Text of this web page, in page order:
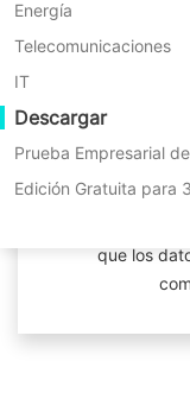
Energía
Telecomunicaciones
IT
Descargar
Prueba Empresarial
Edición Gratuita para
Copia de
las cargas de
Kubernetes,
que los